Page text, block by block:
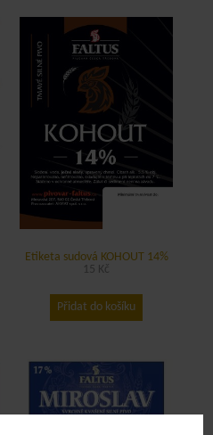
Etiketa sudová KOHOUT 14%
15 Kč
Přidat do košíku